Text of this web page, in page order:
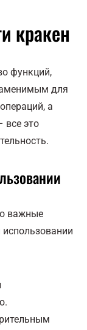
кракен
функций,
для
а
все это
важные